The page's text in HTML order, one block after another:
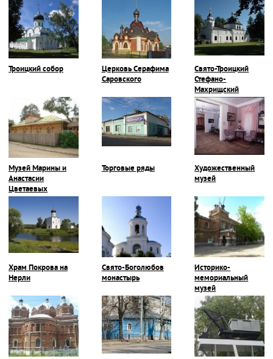
Троицкий собор
Церковь Серафима
Саровского
Свято-Троицкий
Стефано-
Махрищский
монастырь
Музей Марины и
Анастасии
Цветаевых
Торговые ряды
Художественный
музей
Храм Покрова на
Нерли
Свято-Боголюбов
монастырь
Историко-
мемориальный
музей